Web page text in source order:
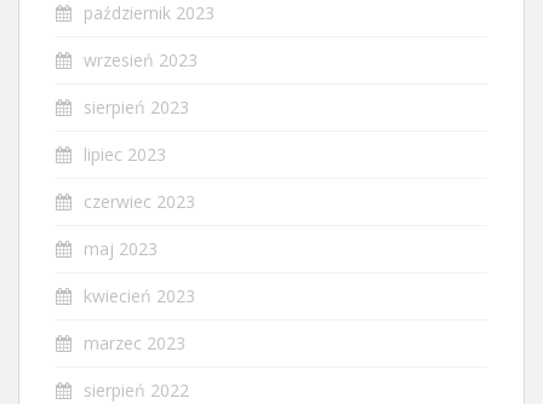
październik 2023
wrzesień 2023
sierpień 2023
lipiec 2023
czerwiec 2023
maj 2023
kwiecień 2023
marzec 2023
sierpień 2022